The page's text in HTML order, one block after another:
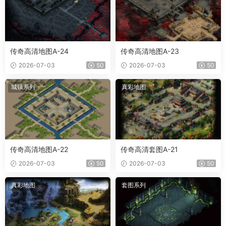
传奇高清地图A-24
2026-07-03 50
传奇高清地图A-23
2026-07-03 50
城镇系列
传奇高清地图A-22
2026-07-03 50
真彩地图
传奇高清套图A-21
2026-07-03 50
真彩地图 套图系列